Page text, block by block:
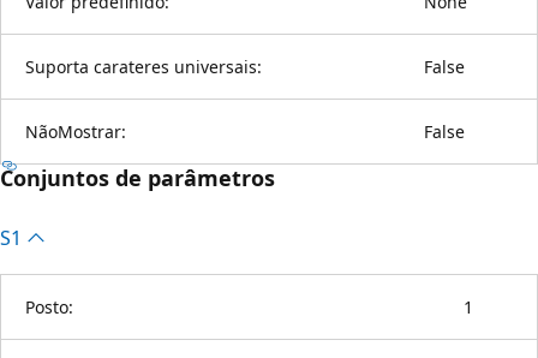
Suporta carateres universais: False
NãoMostrar: False
Conjuntos de parâmetros
S1
Posto: 1